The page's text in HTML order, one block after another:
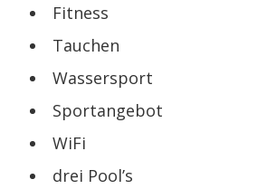
Fitness
Tauchen
Wassersport
Sportangebot
WiFi
drei Pool’s